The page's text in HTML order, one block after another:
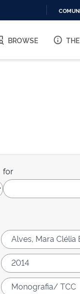
BROWSE
for